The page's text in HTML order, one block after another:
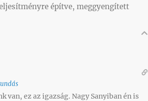
építve, meggyengített
van, ez az igazság. Nagy Sanyiban én is